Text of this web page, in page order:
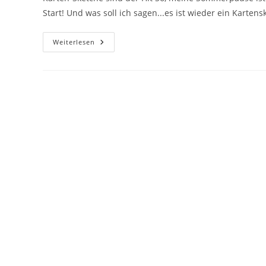
Start! Und was soll ich sagen...es ist wieder ein
Weiterlesen